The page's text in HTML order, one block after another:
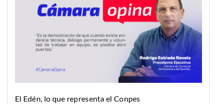
El Edén, lo que representa el Conpes